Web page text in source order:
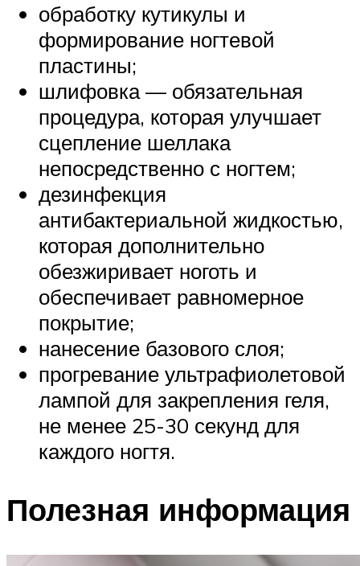
обработку кутикулы и
формирование ногтевой
пластины;
шлифовка — обязательная
процедура, которая улучшает
сцепление шеллака
непосредственно с ногтем;
дезинфекция
антибактериальной жидкостью,
которая дополнительно
обезжиривает ноготь и
обеспечивает равномерное
покрытие;
нанесение базового слоя;
прогревание ультрафиолетовой
лампой для закрепления геля,
не менее 25-30 секунд для
каждого ногтя.
Полезная информация